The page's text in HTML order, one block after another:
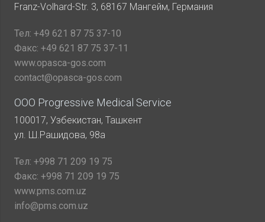
Franz-Volhard-Str. 3, 68167 Мангейм, Германия
Тел: +49 621 87 75 37-10
Факс: +49 621 87 75 37-11
www.opasca-gos.com
contact@opasca-gos.com
ООО Progressive Medical Service
100017, Узбекистан, Ташкент
ул. Ш.Рашидова, 98а
Тел: +998 71 209 19 75
Факс: +998 71 209 19 75
www.pms.com.uz
info@pms.com.uz